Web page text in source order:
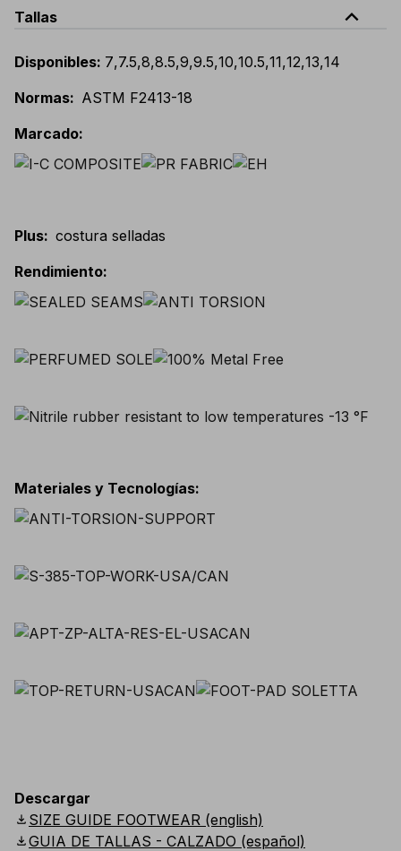
Tallas
expand_less
Disponibles: 7,7.5,8,8.5,9,9.5,10,10.5,11,12,13,14
Normas: ASTM F2413-18
Marcado:
Plus: costura selladas
Rendimiento:
Materiales y Tecnologías:
Descargar
download SIZE GUIDE FOOTWEAR (english)
downloadGUIA DE TALLAS - CALZADO (español)